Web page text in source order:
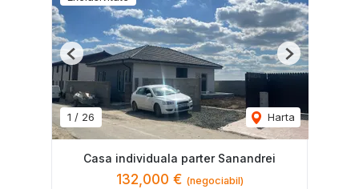
1 / 26 Harta
Previous Next
Casa individuala parter Sanandrei
132,000 € (negociabil)